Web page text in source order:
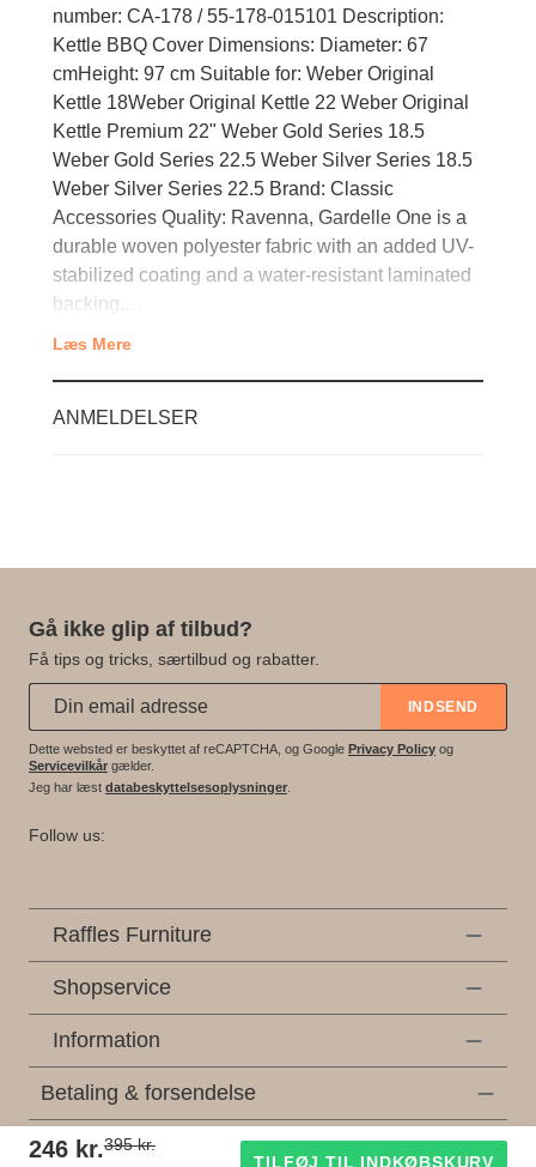
number: CA-178 / 55-178-015101 Description:
Kettle BBQ Cover Dimensions: Diameter: 67
cmHeight: 97 cm Suitable for: Weber Original
Kettle 18Weber Original Kettle 22 Weber Original
Kettle Premium 22" Weber Gold Series 18.5
Weber Gold Series 22.5 Weber Silver Series 18.5
Weber Silver Series 22.5 Brand: Classic
Accessories Quality: Ravenna, Gardelle One is a
durable woven polyester fabric with an added UV-
stabilized coating and a water-resistant laminated
backing.…
Læs Mere
ANMELDELSER
246 kr.395 kr.
TILFØJ TIL INDKØBSKURV
Gå ikke glip af tilbud?
Få tips og tricks, særtilbud og rabatter.
INDSEND
Dette websted er beskyttet af reCAPTCHA, og Google Privacy Policy og
Servicevilkår gælder.
Jeg har læst databeskyttelsesoplysninger
Follow us:
Raffles Furniture
Shopservice
Information
Betaling & forsendelse
* Alle priser er inkl. lovpligtig moms, eksklforsendelsesomkostninger og eventuelle